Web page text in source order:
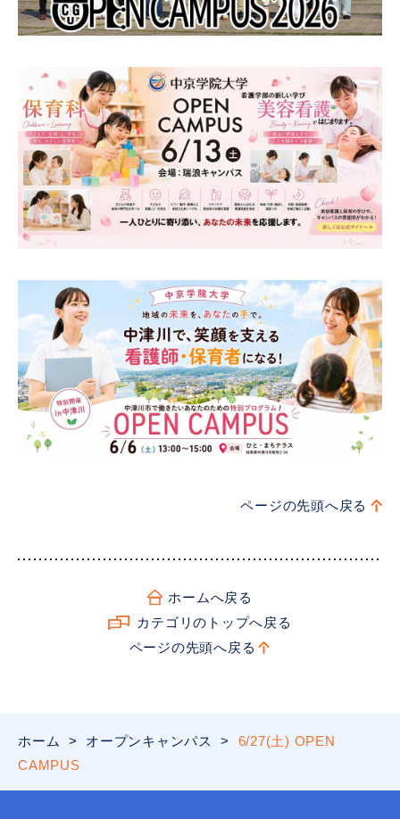
ページの先頭へ戻る
カテゴリのトップへ戻る
ホームへ戻る
ページの先頭へ戻る
ホーム > オープンキャンパス > 6/27(土) OPEN
CAMPUS